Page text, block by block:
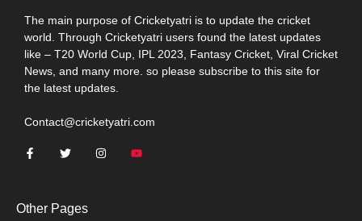
The main purpose of Cricketyatri is to update the cricket
world. Through Cricketyatri users found the latest updates
like – T20 World Cup, IPL 2023, Fantasy Cricket, Viral Cricket
News, and many more. so please subscribe to this site for
the latest updates.
Contact@cricketyatri.com
Other Pages